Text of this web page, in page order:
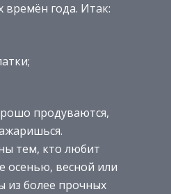
года. Итак:
продуваются,
тем, кто любит
осенью, весной или
из более прочных